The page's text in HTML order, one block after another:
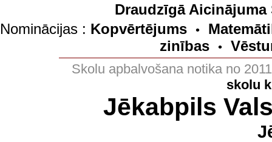
Draudzīgā
Nominācijas : Kopvērtējums •
zinības
•
Skolu apbalvošana notika no
skolu
Jēkabpils